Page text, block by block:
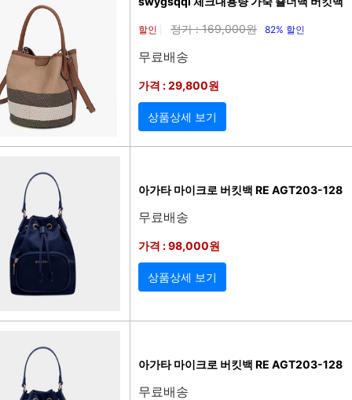
할인 정가 : 169,000원 82% 할인
무료배송
가격 : 29,800원
상품상세 보기
아가타 마이크로 버킷백 RE AGT203-128
무료배송
가격 : 98,000원
상품상세 보기
아가타 마이크로 버킷백 RE AGT203-128
무료배송